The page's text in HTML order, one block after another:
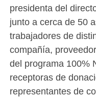
presidenta del
junto a cerca de 50
trabajadores de
compañía,
del programa 100%
receptoras de
representantes de